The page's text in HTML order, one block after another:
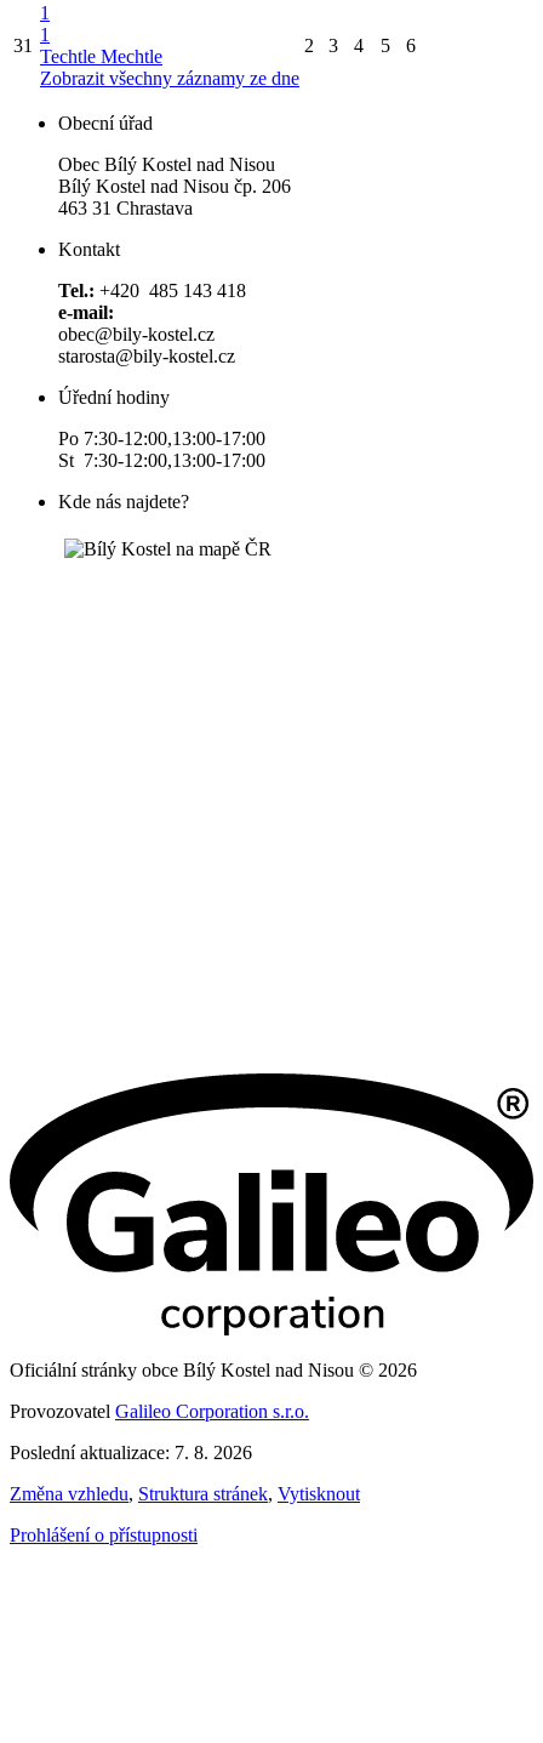
31
1
1
Techtle Mechtle
Zobrazit všechny záznamy ze dne
2 3 4 5 6
Obecní úřad
Obec Bílý Kostel nad Nisou
Bílý Kostel nad Nisou čp. 206
463 31 Chrastava
Kontakt
Tel.: +420 485 143 418
e-mail:
obec@bily-kostel.cz
starosta@bily-kostel.cz
Úřední hodiny
Po 7:30-12:00,13:00-17:00
St 7:30-12:00,13:00-17:00
Kde nás najdete?
Oficiální stránky obce Bílý Kostel nad Nisou © 2026
Provozovatel Galileo Corporation s.r.o.
Poslední aktualizace: 7. 8. 2026
Změna vzhledu, Struktura stránek, Vytisknout
Prohlášení o přístupnosti